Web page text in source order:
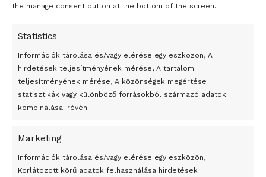
the manage consent button at the bottom of the screen.
Statistics
Információk tárolása és/vagy elérése egy eszközön, A
hirdetések teljesítményének mérése, A tartalom
teljesítményének mérése, A közönségek megértése
statisztikák vagy különböző forrásokból származó adatok
kombinálásai révén.
Marketing
Információk tárolása és/vagy elérése egy eszközön,
Korlátozott körű adatok felhasználása hirdetések